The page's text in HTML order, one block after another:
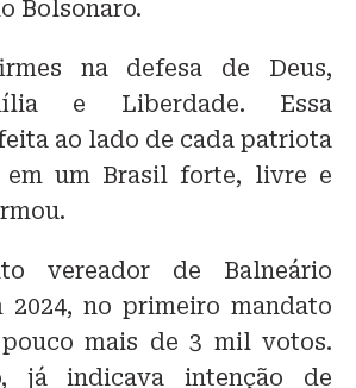
Bolsonaro.
na defesa de Deus,
e Liberdade. Essa
ao lado de cada patriota
em um Brasil forte, livre e
vereador de Balneário
2024, no primeiro mandato
mais de 3 mil votos.
já indicava intenção de